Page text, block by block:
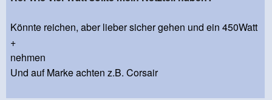
Könnte reichen, aber lieber sicher gehen und ein 450Watt
+
nehmen
Und auf Marke achten z.B. Corsair